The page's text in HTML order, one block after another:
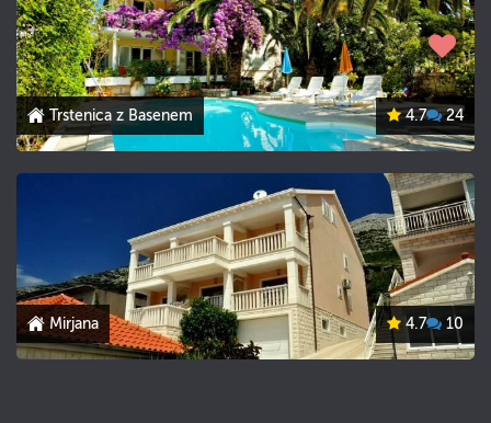
Trstenica z Basenem 4.7 24
Mirjana 4.7 10